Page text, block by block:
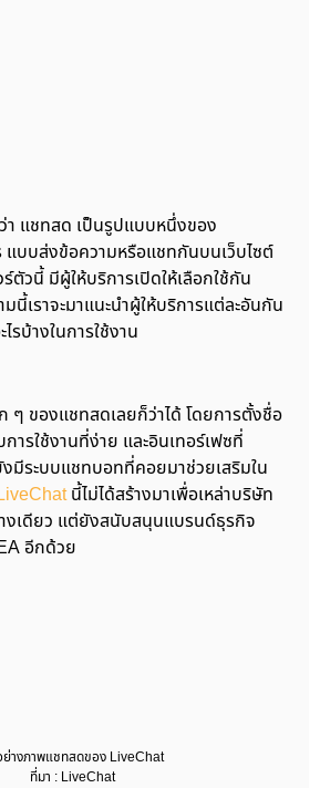
า แชทสด เป็นรูปแบบหนึ่งของ
แบบส่งข้อความหรือแชทกันบนเว็บไซต์
วนี้ มีผู้ให้บริการเปิดให้เลือกใช้กัน
นี้เราจะมาแนะนำผู้ให้บริการแต่ละอันกัน
รบ้างในการใช้งาน
ๆ ของแชทสดเลยก็ว่าได้ โดยการตั้งชื่อ
ารใช้งานที่ง่าย และอินเทอร์เฟซที่
มีระบบแชทบอทที่คอยมาช่วยเสริมใน
นี้ไม่ได้สร้างมาเพื่อเหล่าบริษัท
งเดียว แต่ยังสนับสนุนแบรนด์ธุรกิจ
อีกด้วย
างภาพแชทสดของ LiveChat
ที่มา : LiveChat